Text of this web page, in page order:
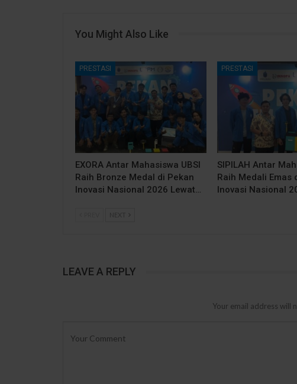
You Might Also Like
PRESTASI
EXORA Antar Mahasiswa UBSI
Raih Bronze Medal di Pekan
Inovasi Nasional 2026 Lewat…
PRESTASI
SIPILAH Antar
Raih Medali Emas
Inovasi Nasional
NEXT
LEAVE A REPLY
Your email address will